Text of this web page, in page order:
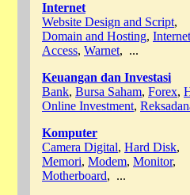
Internet
Website Design and Script,
Domain and Hosting, Internet
Access, Warnet, ...
Keuangan dan Investasi
Bank, Bursa Saham, Forex,
Online Investment,
Komputer
Camera Digital, Hard Disk,
Memori, Modem, Monitor,
Motherboard, ...